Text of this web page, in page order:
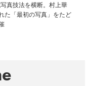
写真技法を横断。村上華
た「最初の写真」をたど